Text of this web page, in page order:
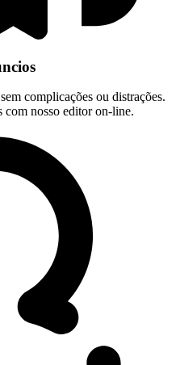
complicações ou distrações.
com nosso editor on-line.